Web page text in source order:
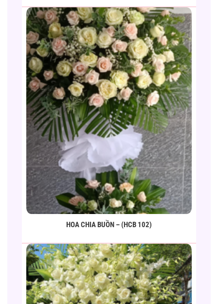
HOA CHIA BUỒN – (HCB 102)